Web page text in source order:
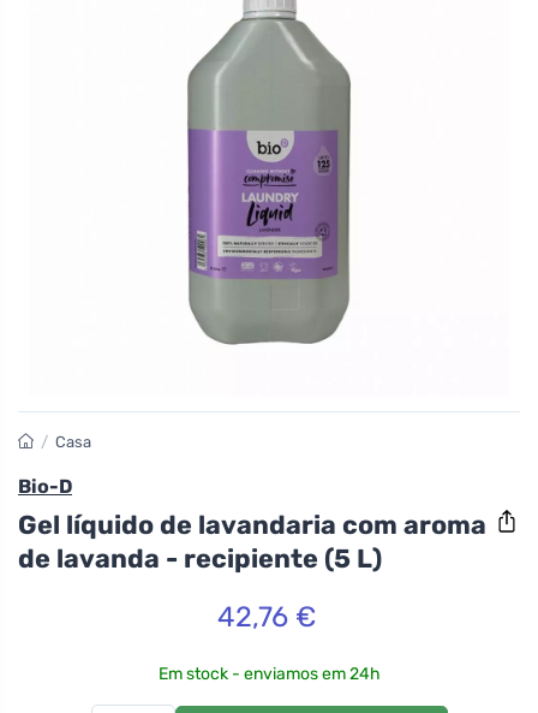
/ Casa
Bio-D
Gel líquido de lavandaria com aroma
de lavanda - recipiente (5 L)
42,76 €
Em stock - enviamos em 24h